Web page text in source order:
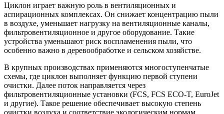
Циклон играет важную роль в вентиляционных и
аспирационных комплексах. Он снижает концентрацию пыли
в воздухе, уменьшает нагрузку на вентиляционные каналы,
фильтровентиляционное и другое оборудование. Такие
устройства уменьшают риск воспламенения пыли, что
особенно важно в деревообработке и сельском хозяйстве.
В крупных производствах применяются многоступенчатые
схемы, где циклон выполняет функцию первой ступени
очистки. Далее поток направляется через
фильтровентиляционные установки (FCS, FCS ECO-T, EuroJet
и другие). Такое решение обеспечивает высокую степень
очистки воздуха и соответствие экологическим нормам.